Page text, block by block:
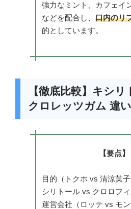
強力なミント、カフェイ
などを配合し、 口内のリ
的としています。
【徹底比較】キシ
クロレッツガム 違
【要点】
目的（トクホ vs 清涼菓
シリトール vs クロロフィ
運営会社（ロッテ vs モ